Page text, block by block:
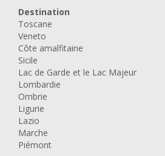
Destination
Toscane
Veneto
Côte amalfitaine
Sicile
Lac de Garde et le Lac Majeur
Lombardie
Ombrie
Ligurie
Lazio
Marche
Piémont